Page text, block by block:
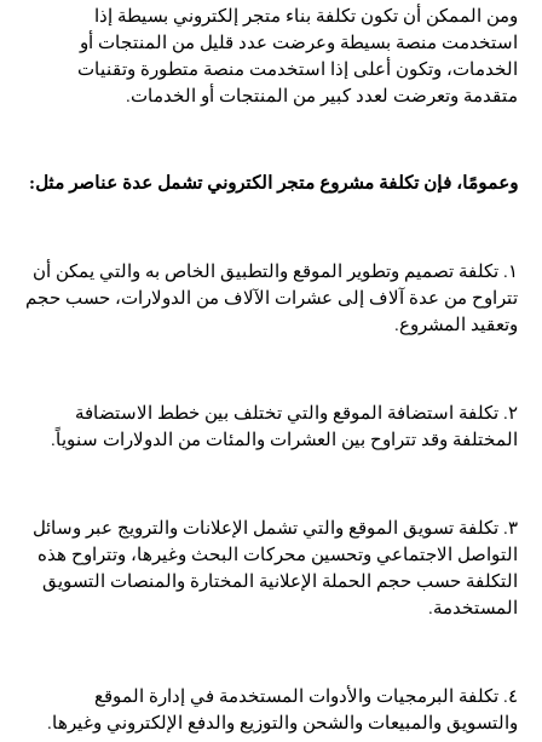
ومن الممكن أن تكون تكلفة بناء متجر إلكتروني بسيطة إذا
استخدمت منصة بسيطة وعرضت عدد قليل من المنتجات أو
الخدمات، وتكون أعلى إذا استخدمت منصة متطورة وتقنيات
متقدمة وتعرضت لعدد كبير من المنتجات أو الخدمات.
وعمومًا، فإن تكلفة مشروع متجر الكتروني تشمل عدة عناصر مثل:
١. تكلفة تصميم وتطوير الموقع والتطبيق الخاص به والتي يمكن أن
تتراوح من عدة آلاف إلى عشرات الآلاف من الدولارات، حسب حجم
وتعقيد المشروع.
٢. تكلفة استضافة الموقع والتي تختلف بين خطط الاستضافة
المختلفة وقد تتراوح بين العشرات والمئات من الدولارات سنوياً.
٣. تكلفة تسويق الموقع والتي تشمل الإعلانات والترويج عبر وسائل
التواصل الاجتماعي وتحسين محركات البحث وغيرها، وتتراوح هذه
التكلفة حسب حجم الحملة الإعلانية المختارة والمنصات التسويق
المستخدمة.
٤. تكلفة البرمجيات والأدوات المستخدمة في إدارة الموقع
والتسويق والمبيعات والشحن والتوزيع والدفع الإلكتروني وغيرها.